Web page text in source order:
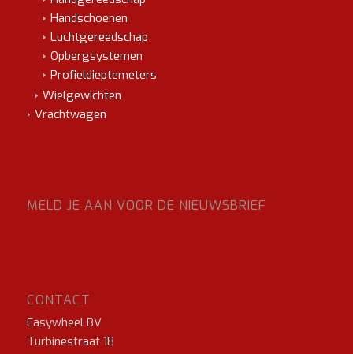
Handschoenen
Luchtgereedschap
Opbergsystemen
Profieldieptemeters
Wielgewichten
Vrachtwagen
MELD JE AAN VOOR DE NIEUWSBRIEF
CONTACT
Easywheel BV
Turbinestraat 18